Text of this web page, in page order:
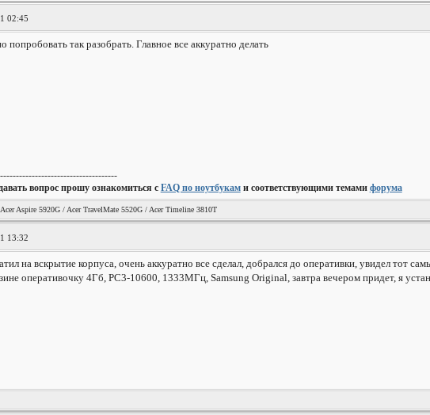
02:45
попробовать так разобрать. Главное все аккуратно делать
вопрос прошу ознакомиться с FAQ по ноутбуками соответствующими темами форума
Aspire 5920G / Acer TravelMate 5520G / Acer Timeline 3810T
13:32
на вскрытие корпуса, очень аккуратно все сделал, добрался до оперативки, увидел тот
оперативочку 4Гб, PC3-10600, 1333МГц, Samsung Original, завтра вечером придет, я